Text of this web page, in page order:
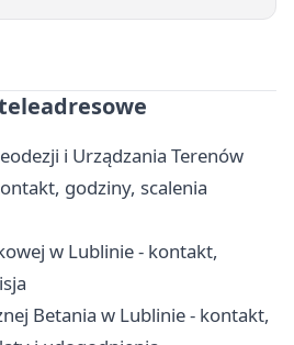
i Urządzania Terenów
godziny, scalenia
w Lublinie - kontakt,
Betania w Lublinie - kontakt,